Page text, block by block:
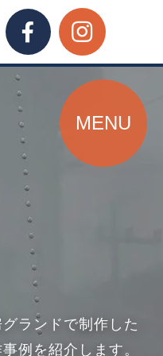
MENU
ランドで制作した
例を紹介します。